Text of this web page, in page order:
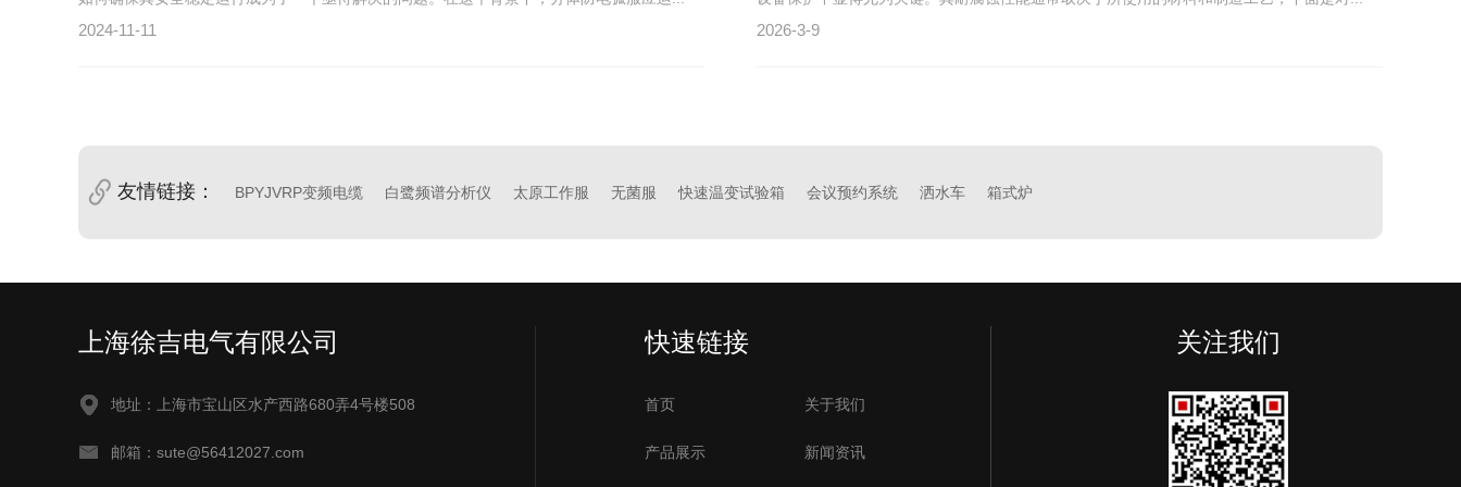
2024-11-11 2026-3-9
友情链接： BPYJVRP变频电缆 白鹭频谱分析仪 太原工作服 无菌服 快速温变试验箱 会议预约系统 洒水车 箱式炉
上海徐吉电气有限公司
地址：上海市宝山区水产西路680弄4号楼508
邮箱：sute@56412027.com
快速链接
首页 关于我们
产品展示 新闻资讯
关注我们